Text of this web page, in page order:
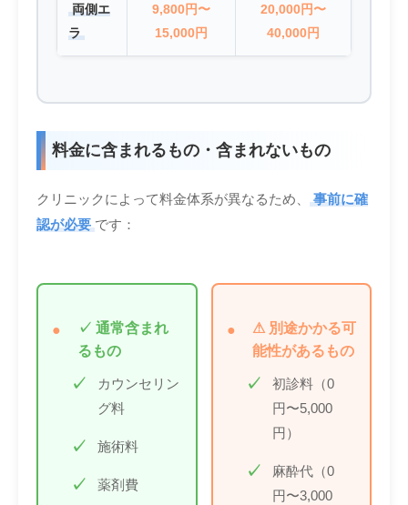
両側エ
ラ
9,800円〜
15,000円
20,000円〜
40,000円
料金に含まれるもの・含まれないもの
クリニックによって料金体系が異なるため、
事前に確
認が必要 です：
✓ 通常含まれ
るもの
カウンセリン
グ料
施術料
薬剤費
⚠ 別途かかる可
能性があるもの
初診料（0
円〜5,000
円）
麻酔代（0
円〜3,000